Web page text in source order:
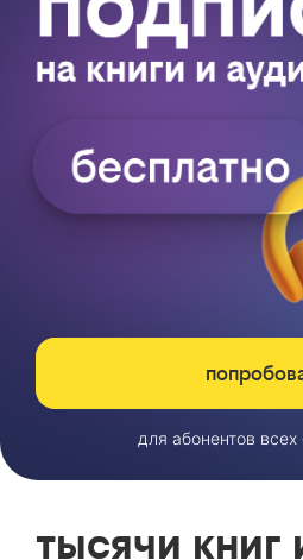
для абонентов всех
тысячи книг